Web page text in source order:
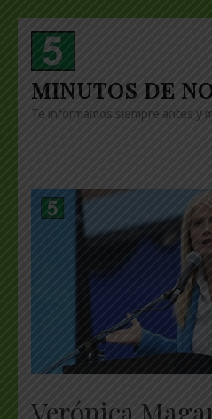
Skip
content
(Press
Enter)
MINUTOS DE
Te informamos siempre antes y
Verónica